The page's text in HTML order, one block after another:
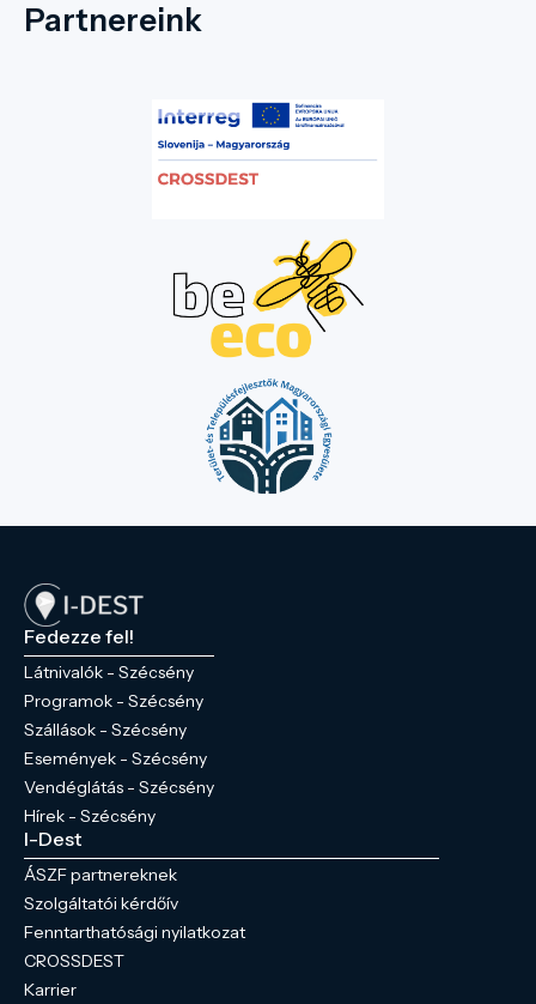
Partnereink
Fedezze fel!
Látnivalók - Szécsény
Programok - Szécsény
Szállások - Szécsény
Események - Szécsény
Vendéglátás - Szécsény
Hírek - Szécsény
I-Dest
ÁSZF partnereknek
Szolgáltatói kérdőív
Fenntarthatósági nyilatkozat
CROSSDEST
Karrier